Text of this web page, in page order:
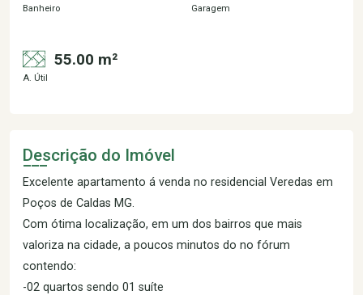
Banheiro Garagem
55.00 m²
A. Útil
Descrição do Imóvel
Excelente apartamento á venda no residencial Veredas em
Poços de Caldas MG.
Com ótima localização, em um dos bairros que mais
valoriza na cidade, a poucos minutos do no fórum
contendo:
-02 quartos sendo 01 suíte